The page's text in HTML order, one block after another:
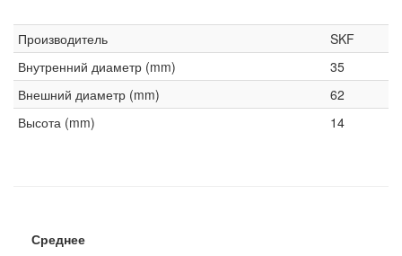
Производитель
SKF
Внутренний диаметр (mm)
35
Внешний диаметр (mm)
62
Высота (mm)
14
Среднее